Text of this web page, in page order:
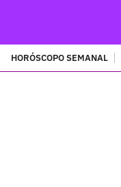
HORÓSCOPO SEMANAL